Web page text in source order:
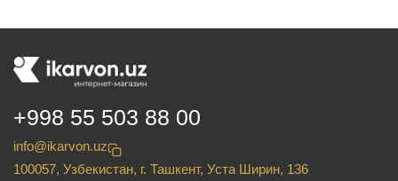
+998 55 503 88 00
info@ikarvon.uz
100057, Узбекистан, г. Ташкент, Уста Ширин, 136